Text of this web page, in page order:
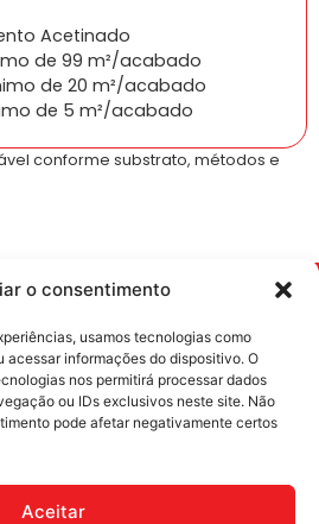
o consentimento
usamos tecnologias como
acessar informações do dispositivo. O
nos permitirá processar dados
ou IDs exclusivos neste site. Não
pode afetar negativamente certos
Aceitar
Acetinado
de 99 m²/acabado
de 20 m²/acabado
de 5 m²/acabado
conforme substrato, métodos e